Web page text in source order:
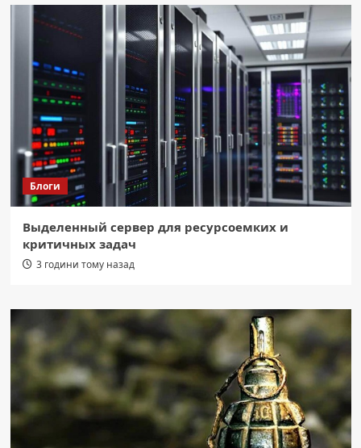
Блоги
Выделенный сервер для ресурсоемких и
критичных задач
3 години тому назад